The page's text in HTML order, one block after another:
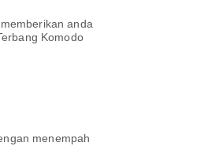
anda
Komodo
menempah